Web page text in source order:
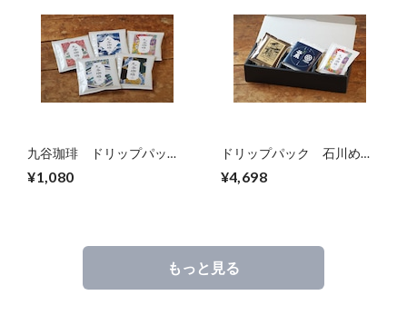
九谷珈琲 ドリップパッ
¥1,080
ドリップパック 石川めぐ
¥4,698
もっと見る